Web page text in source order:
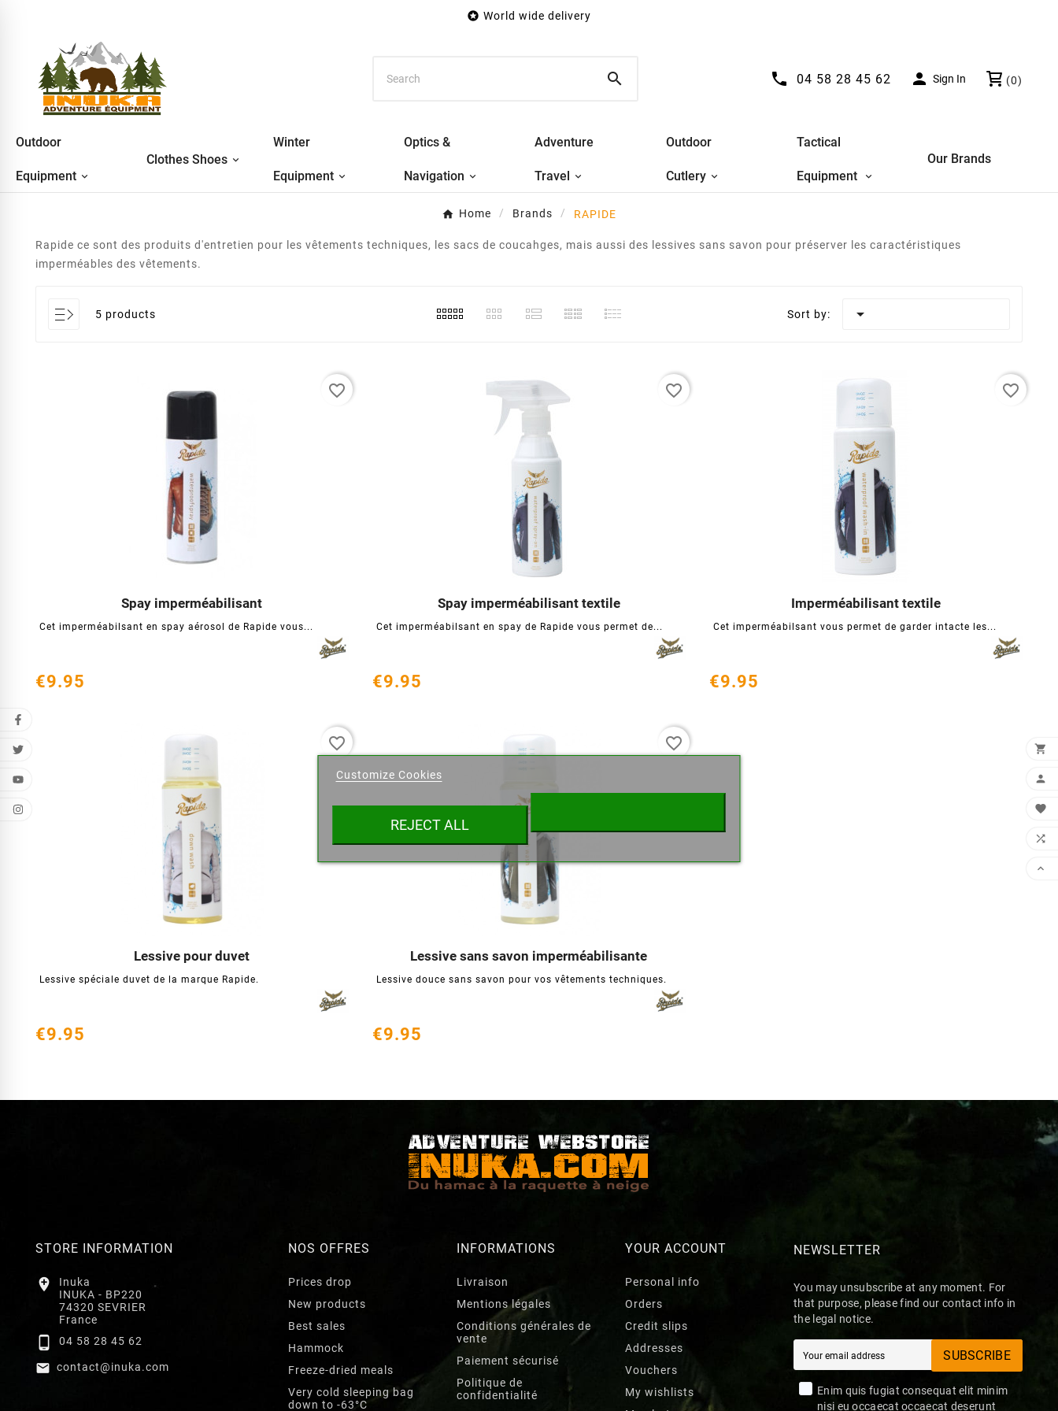
 World wide delivery
  04 58 28 45 62  Sign In (0)
Outdoor
Equipment
Clothes Shoes
Winter
Equipment
Optics &
Navigation
Adventure
Travel
Outdoor
Cutlery
Tactical
Equipment
Our Brands
Home Brands RAPIDE
Rapide ce sont des produits d'entretien pour les vêtements techniques, les sacs de coucahges, mais aussi des lessives sans savon pour préserver les caractéristiques
imperméables des vêtements.
5 products Sort by: 
Spay imperméabilisant
Cet imperméabilsant en spay aérosol de Rapide vous...
   
€9.95
favorite_border
Spay imperméabilisant textile
Cet imperméabilsant en spay de Rapide vous permet de...
   
€9.95
favorite_border
Imperméabilisant textile
Cet imperméabilsant vous permet de garder intacte les...
   
€9.95
favorite_border
Lessive pour duvet
Lessive spéciale duvet de la marque Rapide.
   
€9.95
favorite_border
Lessive sans savon imperméabilisante
Lessive douce sans savon pour vos vêtements techniques.
   
€9.95
favorite_border
STORE INFORMATION

Inuka
INUKA - BP220
74320 SEVRIER
France
 04 58 28 45 62
 contact@inuka.com
NOS OFFRES
Prices drop
New products
Best sales
Hammock
Freeze-dried meals
Very cold sleeping bag
down to -63°C
INFORMATIONS
Livraison
Mentions légales
Conditions générales de
vente
Paiement sécurisé
Politique de
confidentialité
YOUR ACCOUNT
Personal info
Orders
Credit slips
Addresses
Vouchers
My wishlists
NEWSLETTER
You may unsubscribe at any moment. For
that purpose, please find our contact info in
the legal notice.
SUBSCRIBE
Enim quis fugiat consequat elit minim
nisi eu occaecat occaecat deserunt
Create wishlist ×
Wishlist name
Create wishlist
Customize Cookies
REJECT ALL




